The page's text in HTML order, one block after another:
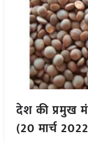
देश की प्रमुख
(20 मार्च